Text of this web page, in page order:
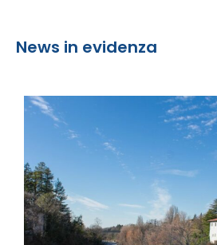
News in evidenza